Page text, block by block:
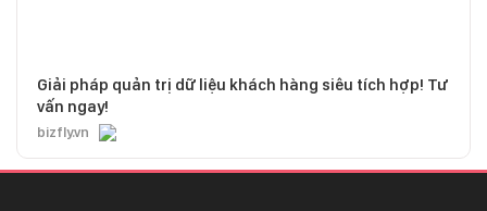
Giải pháp quản trị dữ liệu khách hàng siêu tích hợp! Tư
vấn ngay!
bizfly.vn